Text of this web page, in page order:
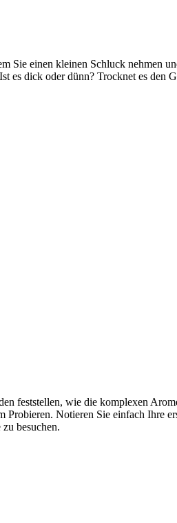
Sie einen kleinen Schluck nehmen
dick oder dünn? Trocknet es den
feststellen, wie die komplexen
Notieren Sie einfach Ihre
besuchen.